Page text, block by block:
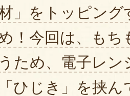
」をトッピング
！今回は、もち
うため、電子レ
「ひじき」を挟